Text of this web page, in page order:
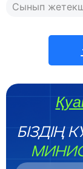
Сынып
БІЗДІҢ